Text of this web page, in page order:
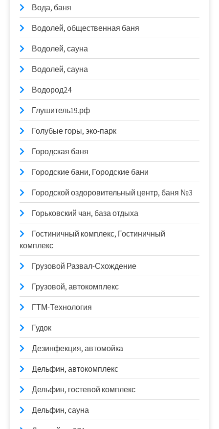
Вода, баня
Водолей, общественная баня
Водолей, сауна
Водолей, сауна
Водород24
Глушитель19.рф
Голубые горы, эко-парк
Городская баня
Городские бани, Городские бани
Городской оздоровительный центр, баня №3
Горьковский чан, база отдыха
Гостиничный комплекс, Гостиничный
комплекс
Грузовой Развал-Схождение
Грузовой, автокомплекс
ГТМ-Технология
Гудок
Дезинфекция, автомойка
Дельфин, автокомплекс
Дельфин, гостевой комплекс
Дельфин, сауна